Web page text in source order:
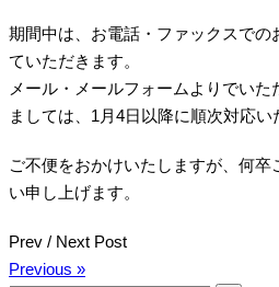
期間中は、お電話・ファックスでの
ていただきます。
メール・メールフォームよりでいた
ましては、1月4日以降に順次対応い
ご不便をおかけいたしますが、何
い申し上げます。
Prev / Next Post
Previous »